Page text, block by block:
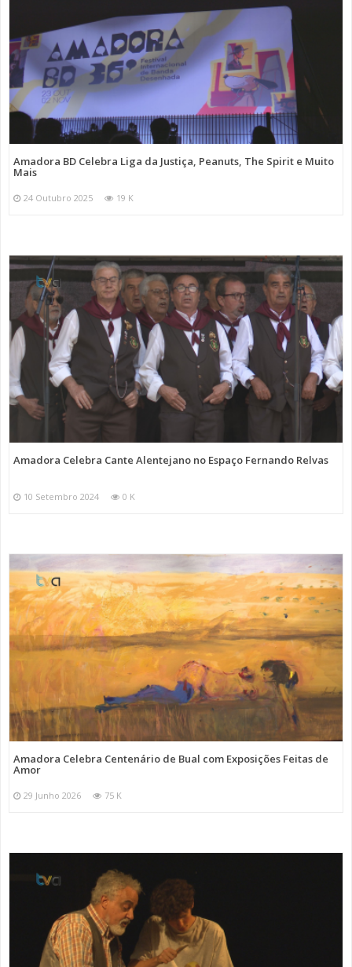
Amadora BD Celebra Liga da Justiça, Peanuts, The Spirit e Muito
Mais
24 Outubro 2025 19 K
Amadora Celebra Cante Alentejano no Espaço Fernando Relvas
10 Setembro 2024 0 K
Amadora Celebra Centenário de Bual com Exposições Feitas de
Amor
29 Junho 2026 75 K